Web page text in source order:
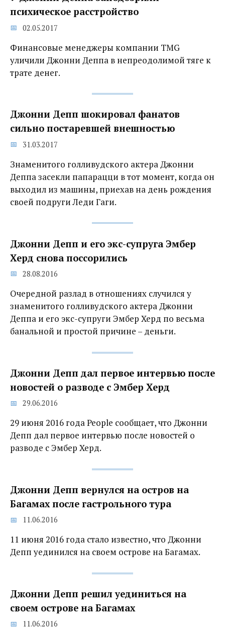
психическое расстройство
02.05.2017
Финансовые менеджеры компании TMG
уличили Джонни Деппа в непреодолимой тяге к
трате денег.
Джонни Депп шокировал фанатов
сильно постаревшей внешностью
31.03.2017
Знаменитого голливудского актера Джонни
Деппа засекли папарацци в тот момент, когда он
выходил из машины, приехав на день рождения
своей подруги Леди Гаги.
Джонни Депп и его экс-супруга Эмбер
Херд снова поссорились
28.08.2016
Очередной разлад в отношениях случился у
знаменитого голливудского актера Джонни
Деппа и его экс-супруги Эмбер Херд по весьма
банальной и простой причине – деньги.
Джонни Депп дал первое интервью после
новостей о разводе с Эмбер Херд
29.06.2016
29 июня 2016 года People сообщает, что Джонни
Депп дал первое интервью после новостей о
разводе с Эмбер Херд.
Джонни Депп вернулся на остров на
Багамах после гастрольного тура
11.06.2016
11 июня 2016 года стало известно, что Джонни
Депп уединился на своем острове на Багамах.
Джонни Депп решил уединиться на
своем острове на Багамах
11.06.2016